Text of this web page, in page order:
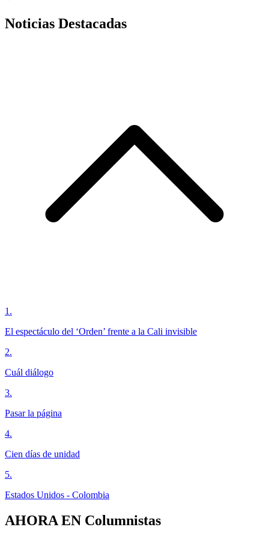
Noticias Destacadas
1 .
El espectáculo del ‘Orden’ frente a la Cali invisible
2.
Cuál diálogo
3.
Pasar la página
4.
Cien días de unidad
5.
Estados Unidos - Colombia
AHORA EN Columnistas